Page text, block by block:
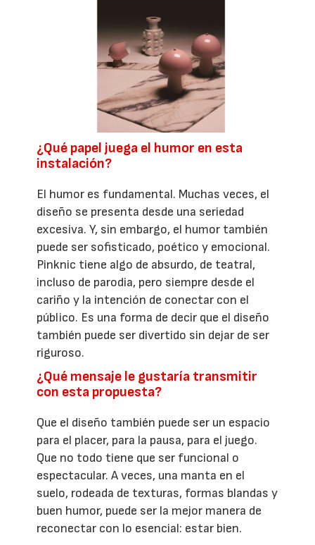
¿Qué papel juega el humor en esta
instalación?
El humor es fundamental. Muchas veces, el
diseño se presenta desde una seriedad
excesiva. Y, sin embargo, el humor también
puede ser sofisticado, poético y emocional.
Pinknic tiene algo de absurdo, de teatral,
incluso de parodia, pero siempre desde el
cariño y la intención de conectar con el
público. Es una forma de decir que el diseño
también puede ser divertido sin dejar de ser
riguroso.
¿Qué mensaje le gustaría transmitir
con esta propuesta?
Que el diseño también puede ser un espacio
para el placer, para la pausa, para el juego.
Que no todo tiene que ser funcional o
espectacular. A veces, una manta en el
suelo, rodeada de texturas, formas blandas y
buen humor, puede ser la mejor manera de
reconectar con lo esencial: estar bien.